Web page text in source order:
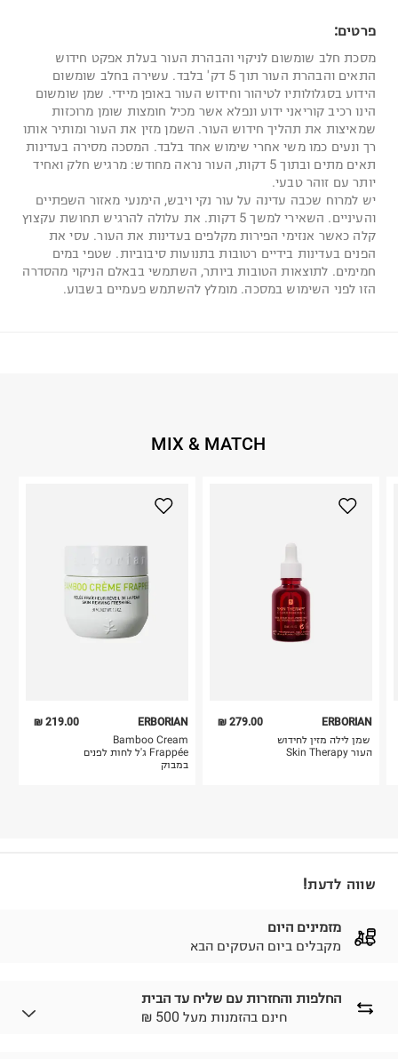
פרטים:
מסכת חלב שומשום לניקוי והבהרת העור בעלת אפקט חידוש
התאים והבהרת העור תוך 5 דק' בלבד. עשירה בחלב שומשום
הידוע בסגלולותיו לטיהור וחידוש העור באופן מיידי. שמן שומשום
הינו רכיב קוריאני ידוע ונפלא אשר מכיל חומצות שומן מרוכזות
שמאיצות את תהליך חידוש העור. השמן מזין את העור ומותיר אותו
רך ונעים כמו משי אחרי שימוש אחד בלבד. המסכה מסירה בעדינות
תאים מתים ובתוך 5 דקות, העור נראה מחודש: מרגיש חלק ואחיד
יותר עם זוהר טבעי.
יש למרוח שכבה עדינה על עור נקי ויבש, הימנעי מאזור השפתיים
והעיניים. השאירי למשך 5 דקות. את עלולה להרגיש תחושת עקצוץ
קלה כאשר אנזימי הפירות מקלפים בעדינות את העור. עסי את
הפנים בעדינות בידיים רטובות בתנועות סיבוביות. שטפי במים
חמימים. לתוצאות הטובות ביותר, השתמשי בבאלם הניקוי מהסדרה
הזו לפני השימוש במסכה. מומלץ להשתמש פעמיים בשבוע.
MIX & MATCH
219.00 ₪
ERBORIAN
‫Bamboo Cream
Frappée ג'ל לחות לפנים
במבוק
279.00 ₪
ERBORIAN
‫ שמן לילה מזין לחידוש
העור Skin Therapy
שווה לדעת!
מזמינים היום
מקבלים ביום העסקים הבא
החלפות והחזרות עם שליח עד הבית
₪ חינם בהזמנות מעל 500